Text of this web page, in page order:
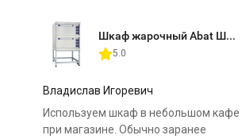
Шкаф жарочный Abat ШЖЭ-2 (двухсекционный)
5.0
Владислав Игоревич
Используем шкаф в небольшом кафе
при магазине. Обычно заранее